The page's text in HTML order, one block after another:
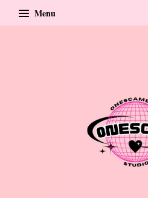
Menu